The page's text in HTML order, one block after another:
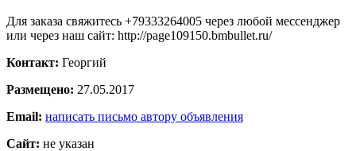
Для заказа свяжитесь +79333264005 через любой мессенджер
или через наш сайт: http://page109150.bmbullet.ru/
Контакт: Георгий
Размещено: 27.05.2017
Email: написать письмо автору объявления
Сайт: не указан